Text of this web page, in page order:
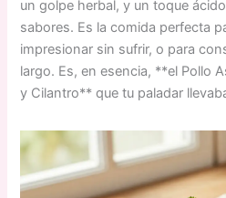
un golpe herbal, y un toque
sabores. Es la comida perfecta
impresionar sin sufrir, o para
largo. Es, en esencia, **el Pollo
y Cilantro** que tu paladar